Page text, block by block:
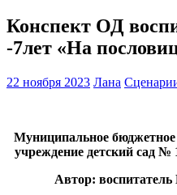
Конспект ОД
-7лет «На
22 ноября 2023 Лана
Муниципальное бюджетное
учреждение детский сад №
Автор: